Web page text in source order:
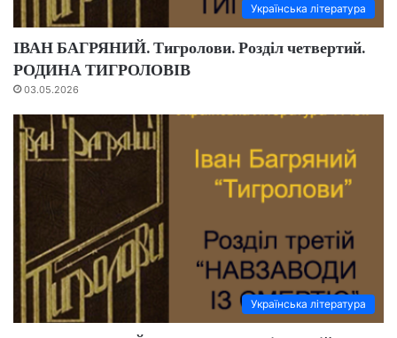
Українська література
ІВАН БАГРЯНИЙ. Тигролови. Розділ четвертий.
РОДИНА ТИГРОЛОВІВ
03.05.2026
Українська література